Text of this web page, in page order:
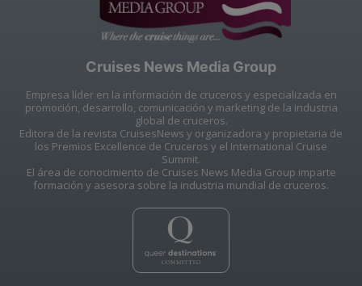
Cruises News Media Group
Empresa líder en la información de cruceros y especializada en
promoción, desarrollo, comunicación y marketing de la industria
global de cruceros.
Editora de la revista CruisesNews y organizadora y propietaria de
los Premios Excellence de Cruceros y el International Cruise
Summit.
El área de conocimiento de Cruises News Media Group imparte
formación y asesora sobre la industria mundial de cruceros.